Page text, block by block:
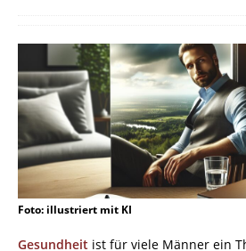
Foto: illustriert mit KI
Gesundheit ist für viele Männer ein